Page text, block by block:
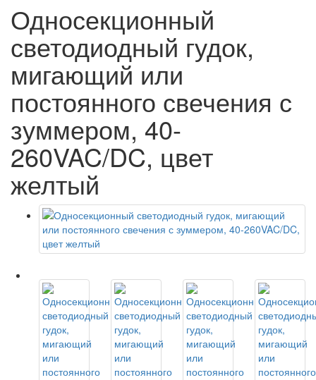
Односекционный
светодиодный гудок,
мигающий или
постоянного свечения с
зуммером, 40-
260VAC/DC, цвет
желтый